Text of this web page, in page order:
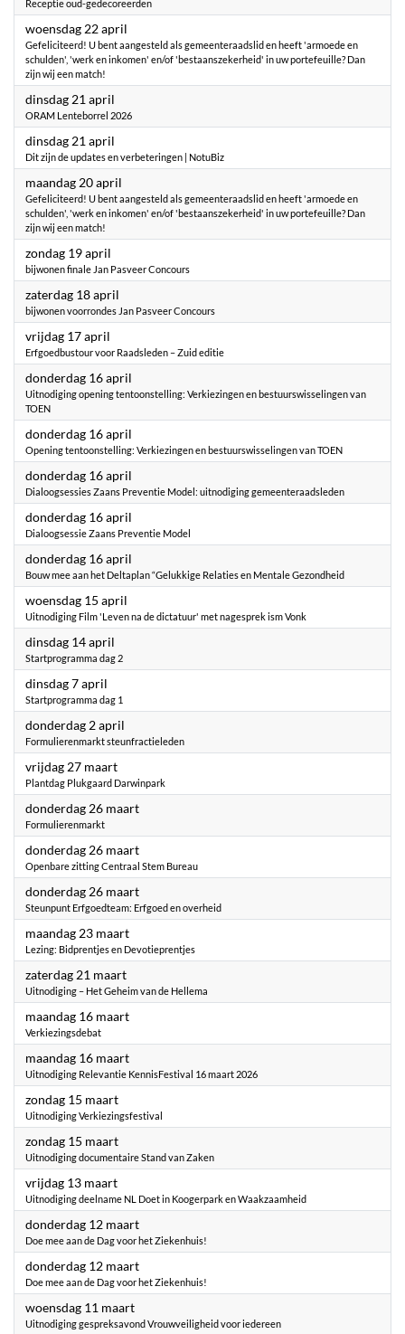
Receptie oud-gedecoreerden
woensdag 22 april
Gefeliciteerd! U bent aangesteld als gemeenteraadslid en heeft 'armoede en
schulden', 'werk en inkomen' en/of 'bestaanszekerheid' in uw portefeuille? Dan
zijn wij een match!
dinsdag 21 april
ORAM Lenteborrel 2026
dinsdag 21 april
Dit zijn de updates en verbeteringen | NotuBiz
maandag 20 april
Gefeliciteerd! U bent aangesteld als gemeenteraadslid en heeft 'armoede en
schulden', 'werk en inkomen' en/of 'bestaanszekerheid' in uw portefeuille? Dan
zijn wij een match!
zondag 19 april
bijwonen finale Jan Pasveer Concours
zaterdag 18 april
bijwonen voorrondes Jan Pasveer Concours
vrijdag 17 april
Erfgoedbustour voor Raadsleden – Zuid editie
donderdag 16 april
Uitnodiging opening tentoonstelling: Verkiezingen en bestuurswisselingen van
TOEN
donderdag 16 april
Opening tentoonstelling: Verkiezingen en bestuurswisselingen van TOEN
donderdag 16 april
Dialoogsessies Zaans Preventie Model: uitnodiging gemeenteraadsleden
donderdag 16 april
Dialoogsessie Zaans Preventie Model
donderdag 16 april
Bouw mee aan het Deltaplan “Gelukkige Relaties en Mentale Gezondheid
woensdag 15 april
Uitnodiging Film 'Leven na de dictatuur' met nagesprek ism Vonk
dinsdag 14 april
Startprogramma dag 2
dinsdag 7 april
Startprogramma dag 1
donderdag 2 april
Formulierenmarkt steunfractieleden
vrijdag 27 maart2026
Plantdag Plukgaard Darwinpark
donderdag 26 maart2026
Formulierenmarkt
donderdag 26 maart2026
Openbare zitting Centraal Stem Bureau
donderdag 26 maart2026
Steunpunt Erfgoedteam: Erfgoed en overheid
maandag 23 maart2026
Lezing: Bidprentjes en Devotieprentjes
zaterdag 21 maart2026
Uitnodiging – Het Geheim van de Hellema
maandag 16 maart2026
Verkiezingsdebat
maandag 16 maart2026
Uitnodiging Relevantie KennisFestival 16 maart 2026
zondag 15 maart2026
Uitnodiging Verkiezingsfestival
zondag 15 maart2026
Uitnodiging documentaire Stand van Zaken
vrijdag 13 maart2026
Uitnodiging deelname NL Doet in Koogerpark en Waakzaamheid
donderdag 12 maart2026
Doe mee aan de Dag voor het Ziekenhuis!
donderdag 12 maart2026
Doe mee aan de Dag voor het Ziekenhuis!
woensdag 11 maart2026
Uitnodiging gespreksavond Vrouwveiligheid voor iedereen